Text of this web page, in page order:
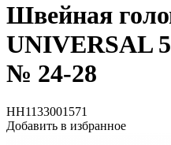
Швейная
UNIVERSAL
№ 24-28
HH1133001571
Добавить в избранное